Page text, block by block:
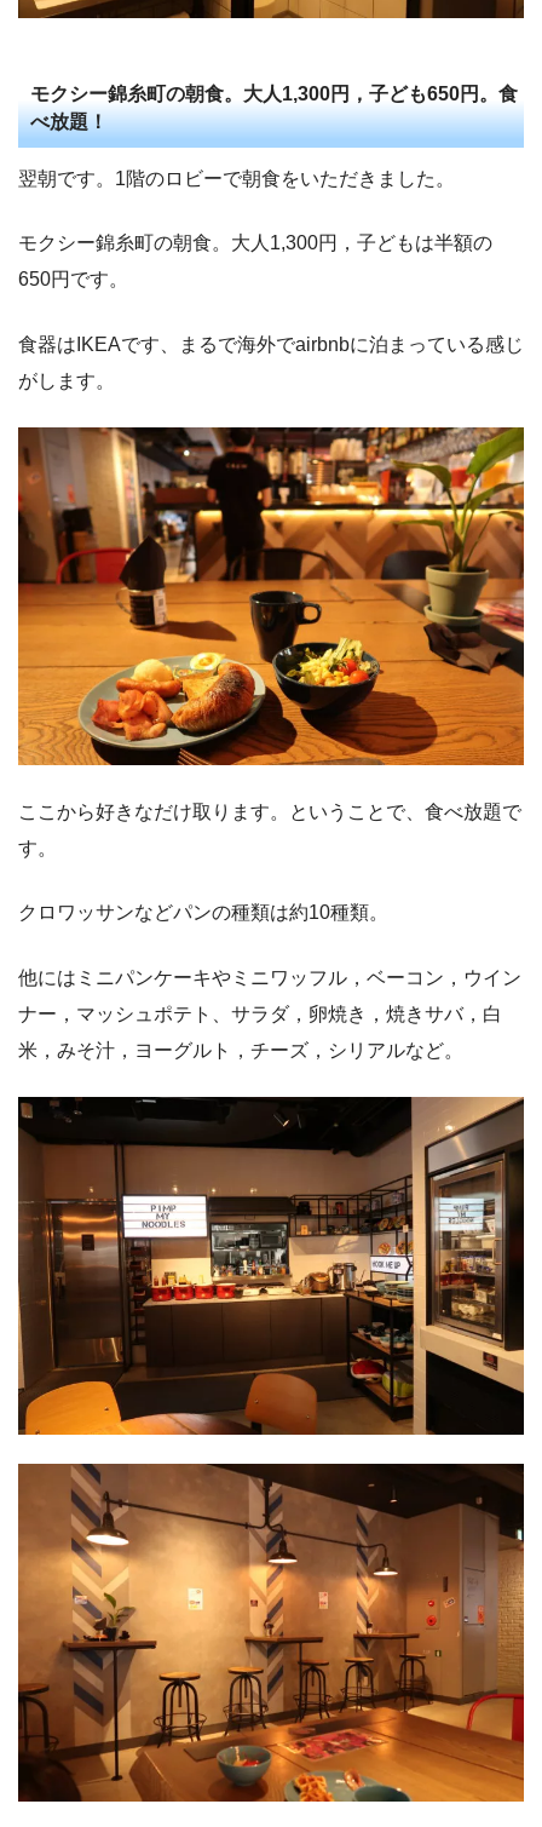
モクシー錦糸町の朝食。大人1,300円，子ども650円。食
べ放題！
翌朝です。1階のロビーで朝食をいただきました。
モクシー錦糸町の朝食。大人1,300円，子どもは半額の
650円です。
食器はIKEAです、まるで海外でairbnbに泊まっている感じ
がします。
ここから好きなだけ取ります。ということで、食べ放題で
す。
クロワッサンなどパンの種類は約10種類。
他にはミニパンケーキやミニワッフル，ベーコン，ウイン
ナー，マッシュポテト、サラダ，卵焼き，焼きサバ，白
米，みそ汁，ヨーグルト，チーズ，シリアルなど。